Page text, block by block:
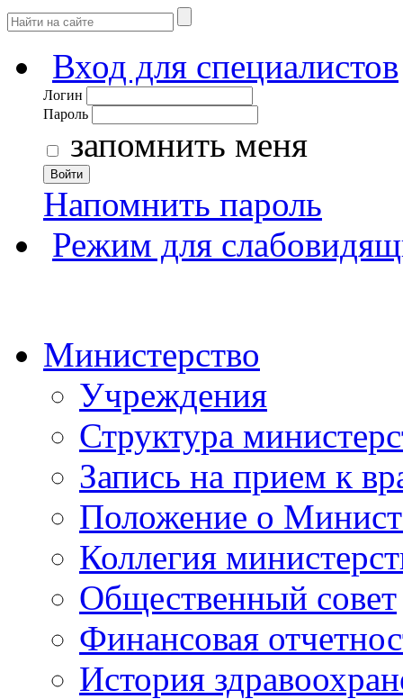
Вход для специалистов
Логин
Пароль
запомнить меня
Войти
Напомнить пароль
Режим для
Министерство
Учреждения
Структура
Запись на прием к
Положение о
Коллегия
Общественный совет
Финансовая
История